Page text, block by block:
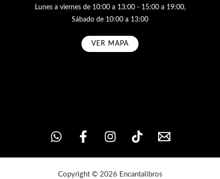
Lunes a viernes de 10:00 a 13:00 - 15:00 a 19:00,
Sábado de 10:00 a 13:00
VER MAPA
Copyright © 2026 Encantalibros